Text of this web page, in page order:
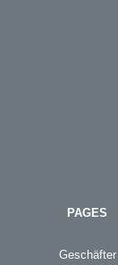
PAGES
Geschäfter